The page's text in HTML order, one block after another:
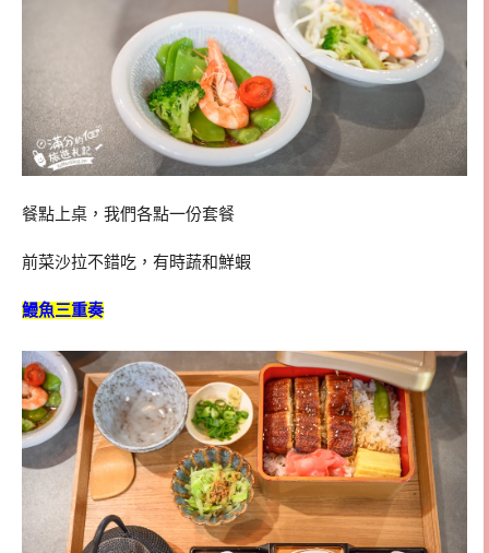
餐點上桌，我們各點一份套餐
前菜沙拉不錯吃，有時蔬和鮮蝦
鰻魚三重奏